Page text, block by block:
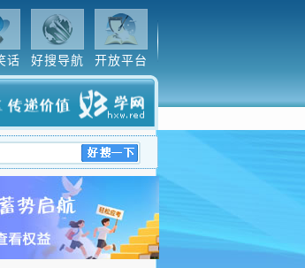
话 好搜导航 开放平台